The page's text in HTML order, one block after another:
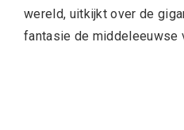
wereld, uitkijkt over de
fantasie de middeleeuwse